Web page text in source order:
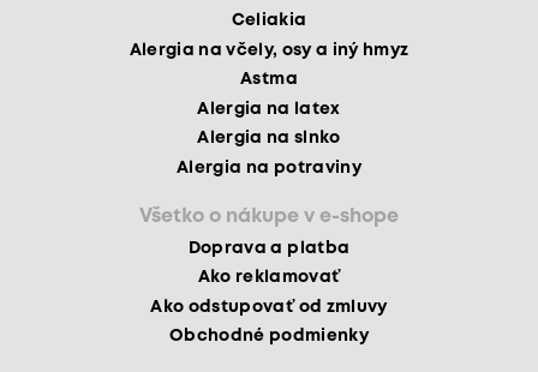
Celiakia
Alergia na včely, osy a iný hmyz
Astma
Alergia na latex
Alergia na slnko
Alergia na potraviny
Všetko o nákupe v e-shope
Doprava a platba
Ako reklamovať
Ako odstupovať od zmluvy
Obchodné podmienky